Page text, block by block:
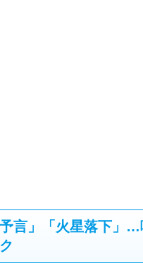
予言」「火星落下」